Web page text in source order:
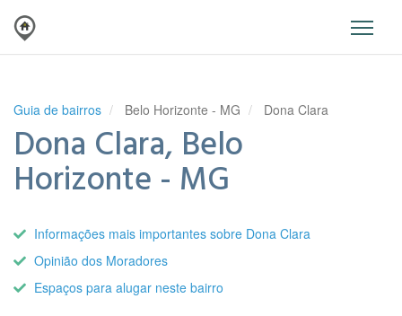
Guia de bairros Belo Horizonte - MG Dona Clara
Dona Clara, Belo
Horizonte - MG
Informações mais importantes sobre Dona Clara
Opinião dos Moradores
Espaços para alugar neste bairro